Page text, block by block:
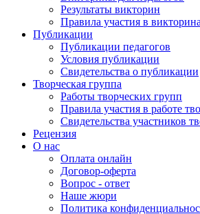
Результаты викторин
Правила участия в
Публикации
Публикации педагогов
Условия публикации
Свидетельства о публикации
Творческая группа
Работы творческих групп
Правила участия в работе
Свидетельства участников
Рецензия
О нас
Оплата онлайн
Договор-оферта
Вопрос - ответ
Наше жюри
Политика